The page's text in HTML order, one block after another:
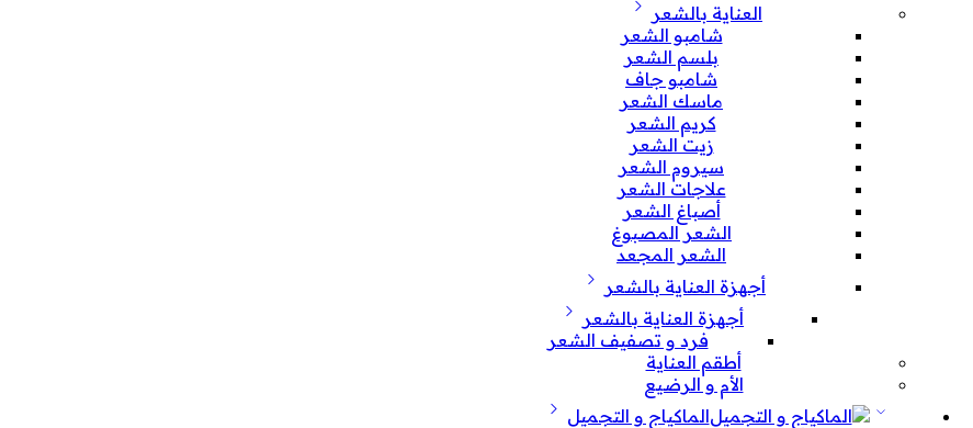
العناية بالشعر
شامبو الشعر
بلسم الشعر
شامبو جاف
ماسك الشعر
كريم الشعر
زيت الشعر
سيروم الشعر
علاجات الشعر
أصباغ الشعر
الشعر المصبوغ
الشعر المجعد
أجهزة العناية بالشعر
أجهزة العناية بالشعر
فرد و تصفيف الشعر
أطقم العناية
الأم و الرضيع
الماكياج و التجميل